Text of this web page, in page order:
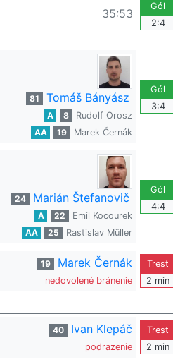
35:53
Gól
2:4
81 Tomáš Bányász
A 8
Rudolf Orosz
AA
19 Marek Černák
Gól
3:4
24 Marián Štefanovič
A 22
Emil Kocourek
AA
25 Rastislav Müller
Gól
4:4
19 Marek Černák
nedovolené bránenie
Trest
2 min
40 Ivan Klepáč
podrazenie
Trest
2 min